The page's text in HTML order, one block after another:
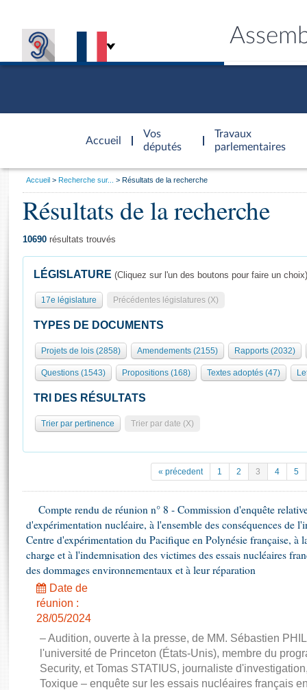
Accueil
d'accueil
Vos
députés
Travaux
parlementaires
Présidence
577 députés
Groupes politiques
Séance publique
Commissions et autres organes
Europe et International
Pétitions
Projets de loi
Propositions de loi
Amendements
Textes adoptés
Rapports d'information
Rapports d'enquête
Rapports législatifs
Rapports sur l'application des lois
Baromètre de l’application des lois
Général
Rôle et pouvoirs de l'Assemblée
Organisation de l'Assemblée
Présidence Conférence des Présidents Bureau Collège des
Statistiques et chiffres clés
( Constitution | Règlement de l'Assemblée ... )
Histoire
Juniors
Anciennes législatures
Liens vers les sites publics
Visiter l'Assemblée
Visite virtuelle du palais Bourbon
Assister à une séance
Contacts et plan d'accès
Photos libres de droit
Vous
Accueil Recherche sur... Résultats de la recherche
Résultats de la recherche
10690 résultats trouvés
LÉGISLATURE (Cliquez sur l'un des boutons pour faire un choix)
17e législature Précédentes législatures (X)
TYPES DE DOCUMENTS
Projets de lois (2858) Amendements (2155) Rapports (2032)
Questions (1543) Propositions (168) Textes adoptés (47)
TRI DES RÉSULTATS
Trier par pertinence Trier par date (X)
« précedent 1 2 3 4 5
Compte rendu de réunion n° 8 - Commission d'enquête
d'expérimentation nucléaire, à l'ensemble des conséquences de
Centre d'expérimentation du Pacifique en Polynésie française, à
charge et à l'indemnisation des victimes des essais nucléaires
des dommages environnementaux et à leur réparation
Date de
réunion :
28/05/2024
– Audition, ouverte à la presse, de MM. Sébastien
l'université de Princeton (États-Unis), membre du
Security, et Tomas STATIUS, journaliste
Toxique – enquête sur les essais nucléaires français